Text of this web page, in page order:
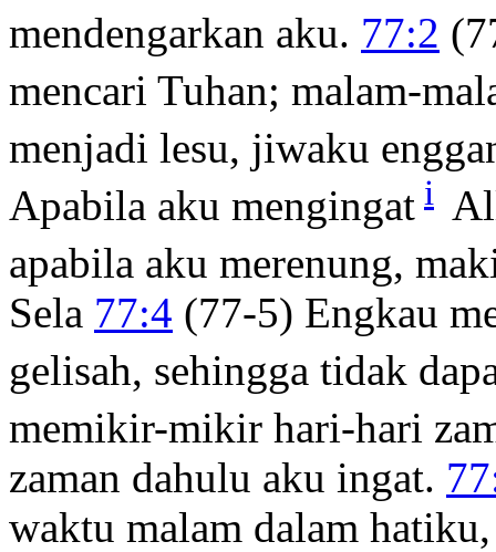
mendengarkan aku. 77:2
mencari Tuhan; malam-
menjadi lesu, jiwaku
Apabila aku mengingat i
apabila aku merenung,
Sela 77:4 (77-5) Engkau
gelisah, sehingga tidak
memikir-mikir hari-hari
zaman dahulu aku ingat.
waktu malam dalam